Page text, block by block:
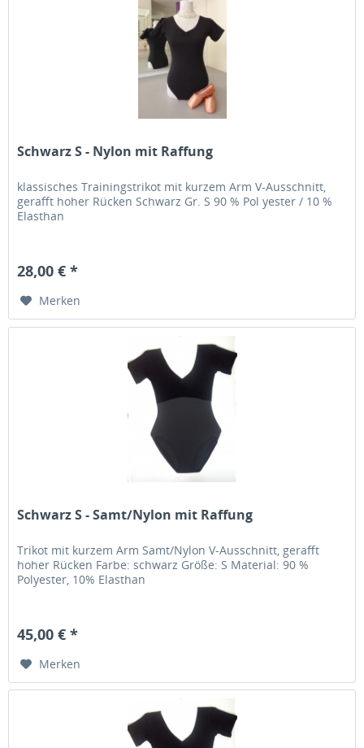
Schwarz S - Nylon mit Raffung
klassisches Trainingstrikot mit kurzem Arm V-Ausschnitt,
gerafft hoher Rücken Schwarz Gr. S 90 % Pol yester / 10 %
Elasthan
28,00 € *
Merken
Schwarz S - Samt/Nylon mit Raffung
Trikot mit kurzem Arm Samt/Nylon V-Ausschnitt, gerafft
hoher Rücken Farbe: schwarz Größe: S Material: 90 %
Polyester, 10% Elasthan
45,00 € *
Merken